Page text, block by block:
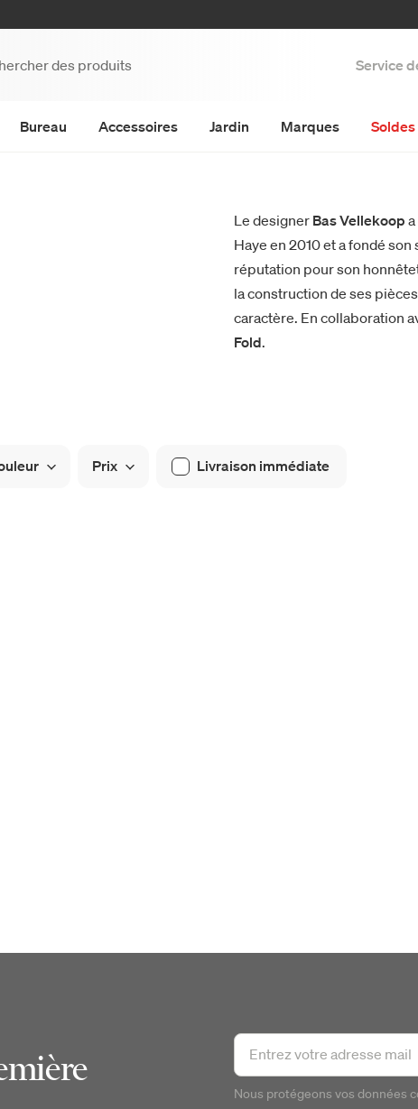
Service
Bureau Accessoires Jardin Marques
Le designer Bas Vellekoop
Haye en 2010 et a fondé
réputation pour son
la construction de ses
caractère. En collaboration
Fold.
Prix Livraison immédiate
Nous protégeons vos données